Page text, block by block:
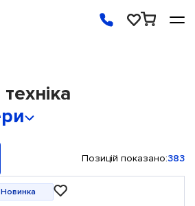
Позицій показано:383
Новинка